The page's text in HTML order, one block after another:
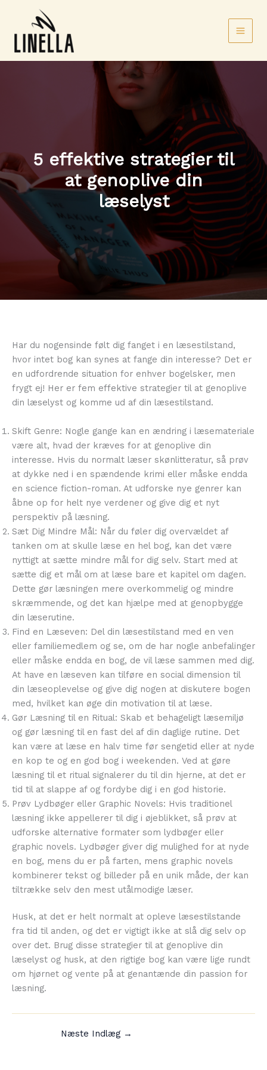
indholdet
5 effektive strategier til
at genoplive din
læselyst
Har du nogensinde følt dig fanget i en læsestilstand,
hvor intet bog kan synes at fange din interesse? Det er
en udfordrende situation for enhver bogelsker, men
frygt ej! Her er fem effektive strategier til at genoplive
din læselyst og komme ud af din læsestilstand.
Skift Genre: Nogle gange kan en ændring i læsemateriale
være alt, hvad der kræves for at genoplive din
interesse. Hvis du normalt læser skønlitteratur, så prøv
at dykke ned i en spændende krimi eller måske endda
en science fiction-roman. At udforske nye genrer kan
åbne op for helt nye verdener og give dig et nyt
perspektiv på læsning.
Sæt Dig Mindre Mål: Når du føler dig overvældet af
tanken om at skulle læse en hel bog, kan det være
nyttigt at sætte mindre mål for dig selv. Start med at
sætte dig et mål om at læse bare et kapitel om dagen.
Dette gør læsningen mere overkommelig og mindre
skræmmende, og det kan hjælpe med at genopbygge
din læserutine.
Find en Læseven: Del din læsestilstand med en ven
eller familiemedlem og se, om de har nogle anbefalinger
eller måske endda en bog, de vil læse sammen med dig.
At have en læseven kan tilføre en social dimension til
din læseoplevelse og give dig nogen at diskutere bogen
med, hvilket kan øge din motivation til at læse.
Gør Læsning til en Ritual: Skab et behageligt læsemiljø
og gør læsning til en fast del af din daglige rutine. Det
kan være at læse en halv time før sengetid eller at nyde
en kop te og en god bog i weekenden. Ved at gøre
læsning til et ritual signalerer du til din hjerne, at det er
tid til at slappe af og fordybe dig i en god historie.
Prøv Lydbøger eller Graphic Novels: Hvis traditionel
læsning ikke appellerer til dig i øjeblikket, så prøv at
udforske alternative formater som lydbøger eller
graphic novels. Lydbøger giver dig mulighed for at nyde
en bog, mens du er på farten, mens graphic novels
kombinerer tekst og billeder på en unik måde, der kan
tiltrække selv den mest utålmodige læser.
Husk, at det er helt normalt at opleve læsestilstande
fra tid til anden, og det er vigtigt ikke at slå dig selv op
over det. Brug disse strategier til at genoplive din
læselyst og husk, at den rigtige bog kan være lige rundt
om hjørnet og vente på at genantænde din passion for
læsning.
Næste Indlæg →